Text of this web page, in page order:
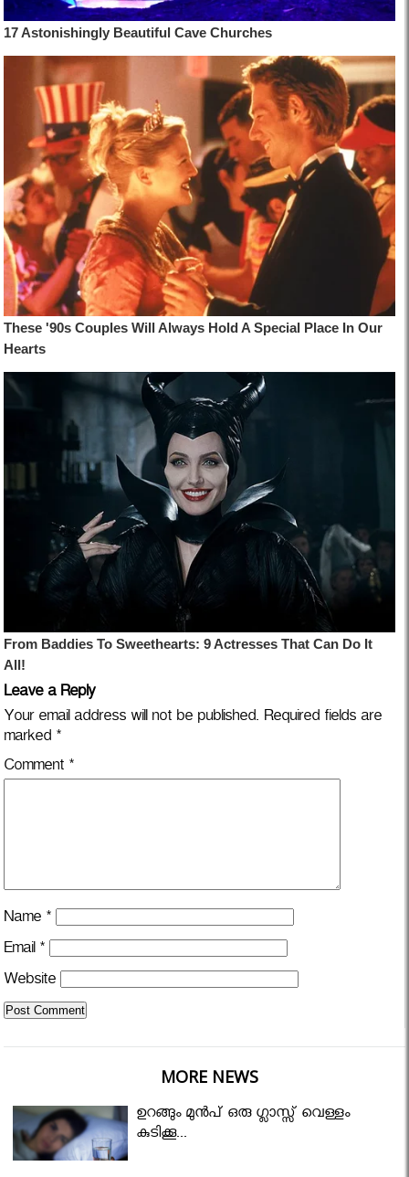
Leave a Reply
Your email address will not be published. Required fields are
marked *
Comment *
Name *
Email *
Website
MORE NEWS
ഉറങ്ങും മുന്‍പ് ഒരു ഗ്ലാസ്സ് വെള്ളം
കുടിക്കൂ...